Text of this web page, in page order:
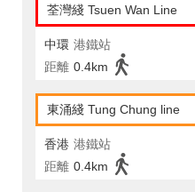
荃灣綫 Tsuen Wan Line
中環 港鐵站
距離 0.4km
東涌綫 Tung Chung line
香港 港鐵站
距離 0.4km